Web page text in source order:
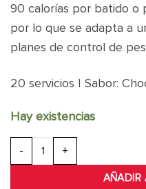
90 calorías por batido o
por lo que se adapta a
planes de control de
20 servicios | Sabor:
Hay existencias
GNC Total Lean® Zero Sugar
AÑADIR